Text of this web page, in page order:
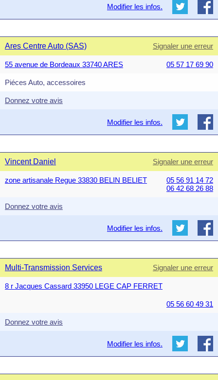
Modifier les infos.
Ares Centre Auto (SAS) Signaler une erreur
55 avenue de Bordeaux 33740 ARES 05 57 17 69 90
Piéces Auto, accessoires
Donnez votre avis
Modifier les infos.
Vincent Daniel Signaler une erreur
zone artisanale Regue 33830 BELIN BELIET
05 56 91 14 72
06 42 68 26 88
Donnez votre avis
Modifier les infos.
Multi-Transmission Services Signaler une erreur
8 r Jacques Cassard 33950 LEGE CAP FERRET
05 56 60 49 31
Donnez votre avis
Modifier les infos.